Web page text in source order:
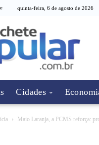
quinta-feira, 6 de agosto de 2026
Cidades
Maio Laranja, a PCMS reforça: